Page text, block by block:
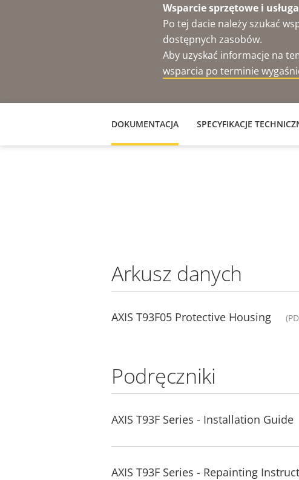
Wsparcie sprzętowe i
Po tej dacie należy szukać
dostępnych zasobów.
Aby uzyskać informacje na
wsparcia po terminie
DOKUMENTACJA SPECYFIKACJE
Arkusz danych
AXIS T93F05 Protective Housing
Podręczniki
AXIS T93F Series - Installation Guide
AXIS T93F Series - Repainting